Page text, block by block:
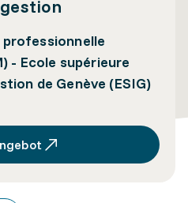
- Ecole supérieure
de Genève (ESIG)